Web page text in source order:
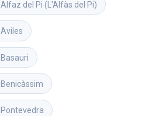
Alfaz del Pi (L'Alfàs del Pi)
Aviles
Basauri
Benicàssim
Pontevedra